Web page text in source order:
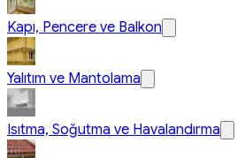
Kapı, Pencere ve Balkon
Yalıtım ve Mantolama
Isıtma, Soğutma ve Havalandırma